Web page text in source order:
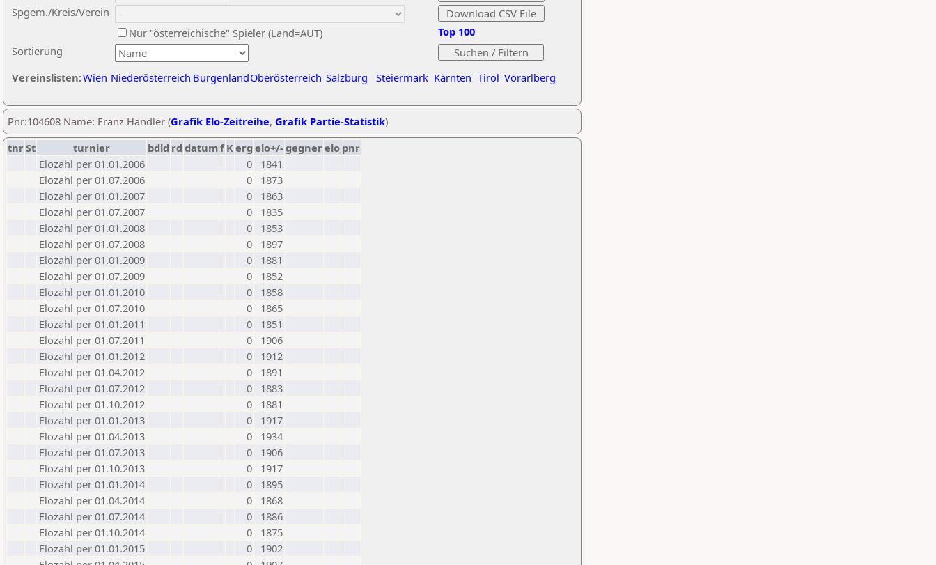
Sortierung
Spgem./Kreis/Verein
Nur "österreichische" Spieler (Land=AUT)
Vereinslisten:Wien Niederösterreich BurgenlandOberösterreich Salzburg Steiermark Kärnten Tirol Vorarlberg
Top 100
Pnr:104608 Name: Franz Handler (Grafik Elo-Zeitreihe, Grafik Partie-Statistik)
tnrSt turnier bdld rd datumf Kerg elo+/-gegnerelo pnr
Elozahl per 01.01.2006
0
1841
Elozahl per 01.07.2006
0
1873
Elozahl per 01.01.2007
0
1863
Elozahl per 01.07.2007
0
1835
Elozahl per 01.01.2008
0
1853
Elozahl per 01.07.2008
0
1897
Elozahl per 01.01.2009
0
1881
Elozahl per 01.07.2009
0
1852
Elozahl per 01.01.2010
0
1858
Elozahl per 01.07.2010
0
1865
Elozahl per 01.01.2011
0
1851
Elozahl per 01.07.2011
0
1906
Elozahl per 01.01.2012
0
1912
Elozahl per 01.04.2012
0
1891
Elozahl per 01.07.2012
0
1883
Elozahl per 01.10.2012
0
1881
Elozahl per 01.01.2013
0
1917
Elozahl per 01.04.2013
0
1934
Elozahl per 01.07.2013
0
1906
Elozahl per 01.10.2013
0
1917
Elozahl per 01.01.2014
0
1895
Elozahl per 01.04.2014
0
1868
Elozahl per 01.07.2014
0
1886
Elozahl per 01.10.2014
0
1875
Elozahl per 01.01.2015
0
1902